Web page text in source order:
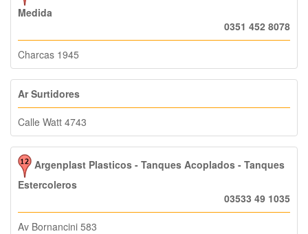
Medida
0351 452 8078
Charcas 1945
Ar Surtidores
Calle Watt 4743
Argenplast Plasticos - Tanques Acoplados - Tanques
Estercoleros
03533 49 1035
Av Bornancini 583